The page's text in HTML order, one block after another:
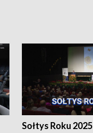
Sołtys Roku 2025